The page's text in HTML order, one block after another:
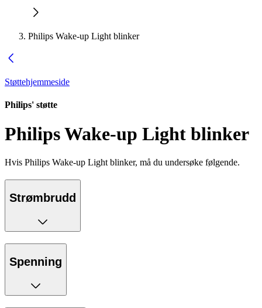
Philips Wake-up Light blinker
Støttehjemmeside
Philips' støtte
Philips Wake-up Light blinker
Hvis Philips Wake-up Light blinker, må du undersøke følgende.
Strømbrudd
Spenning